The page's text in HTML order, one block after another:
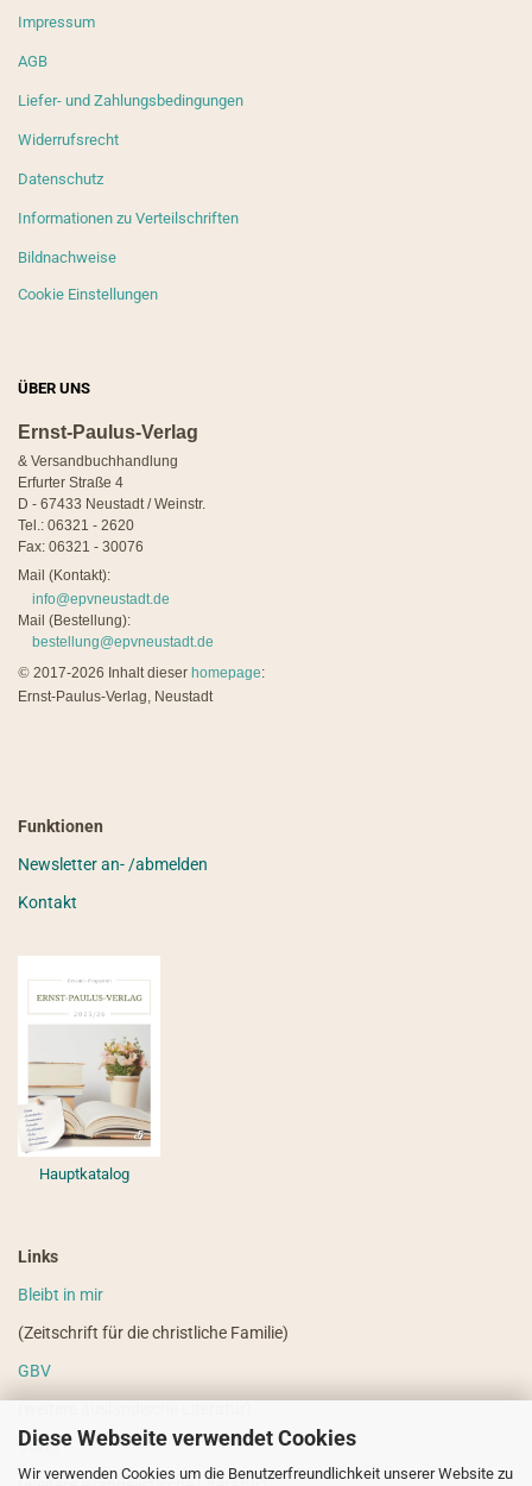
Diese Webseite verwendet Cookies
Wir verwenden Cookies um die Benutzerfreundlichkeit unserer Website zu
Impressum
AGB
Liefer- und Zahlungsbedingungen
Widerrufsrecht
Datenschutz
Informationen zu Verteilschriften
Bildnachweise
Cookie Einstellungen
ÜBER UNS
Ernst-Paulus-Verlag
& Versandbuchhandlung
Erfurter Straße 4
D - 67433 Neustadt / Weinstr.
Tel.: 06321 - 2620
Fax: 06321 - 30076
Mail (Kontakt):
info@epvneustadt.de
Mail (Bestellung):
bestellung@epvneustadt.de
© 2017-2026 Inhalt dieser homepage:
Ernst-Paulus-Verlag, Neustadt
Funktionen
Newsletter an- /abmelden
Kontakt
Hauptkatalog
Links
Bleibt in mir
(Zeitschrift für die christliche Familie)
GBV
VdHS